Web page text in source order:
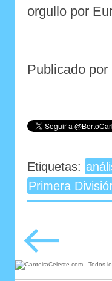
orgullo por
Publicado
Etiquetas:
Primera